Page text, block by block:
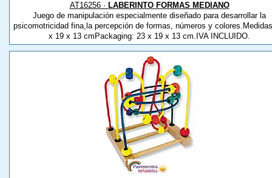
AT16256 · LABERINTO FORMAS MEDIANO
Juego de manipulación especialmente diseñado para desarrollar la
psicomotricidad fina,la percepción de formas, números y
x 19 x 13 cmPackaging: 23 x 19 x 13 cm.IVA INCLUIDO.